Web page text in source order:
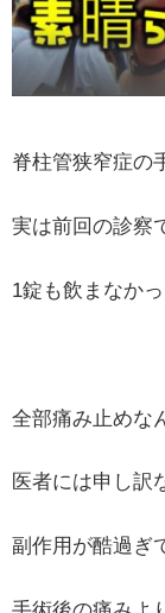
脊柱管狭窄症の
実は前回の診察
1錠も飲まなか
全部痛み止めな
医者には申し訳
副作用が酷過ぎ